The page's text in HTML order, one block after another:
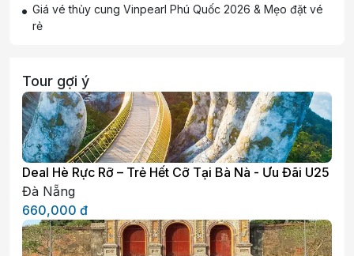
Giá vé thủy cung Vinpearl Phú Quốc 2026 & Mẹo đặt vé
rẻ
Tour gợi ý
Deal Hè Rực Rỡ – Trẻ Hết Cỡ Tại Bà Nà - Ưu Đãi U25
Đà Nẵng
660,000 đ